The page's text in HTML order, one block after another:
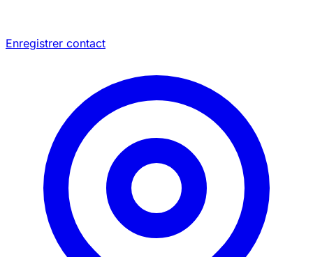
Enregistrer contact